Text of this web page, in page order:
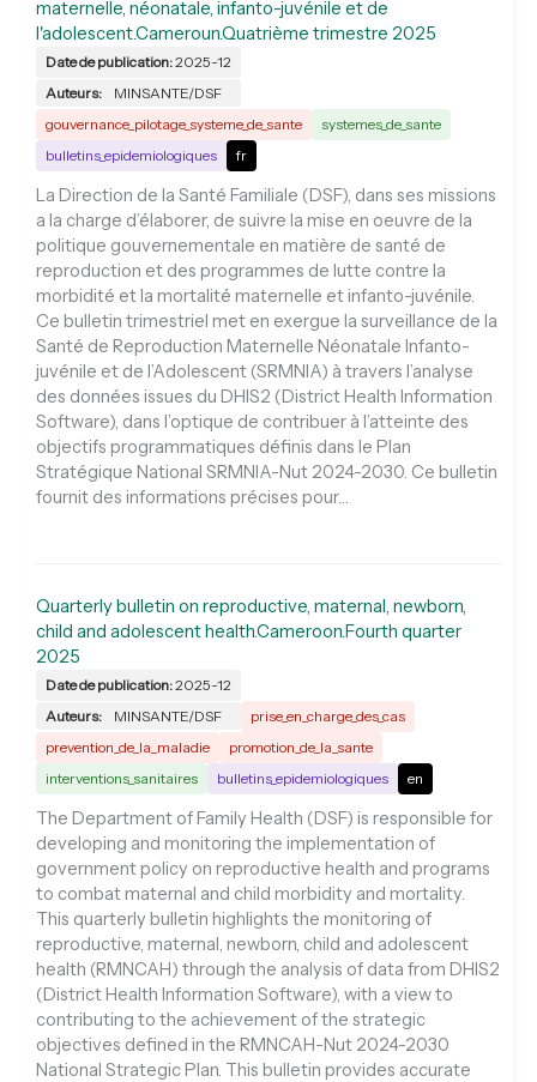
maternelle, néonatale, infanto-juvénile et de
l'adolescent.Cameroun.Quatrième trimestre 2025
Date de publication:2025-12
Auteurs:
MINSANTE/DSF
gouvernance_pilotage_systeme_de_sante
systemes_de_sante
bulletins_epidemiologiques
fr
La Direction de la Santé Familiale (DSF), dans ses missions
a la charge d’élaborer, de suivre la mise en oeuvre de la
politique gouvernementale en matière de santé de
reproduction et des programmes de lutte contre la
morbidité et la mortalité maternelle et infanto-juvénile.
Ce bulletin trimestriel met en exergue la surveillance de la
Santé de Reproduction Maternelle Néonatale Infanto-
juvénile et de l’Adolescent (SRMNIA) à travers l’analyse
des données issues du DHIS2 (District Health Information
Software), dans l’optique de contribuer à l’atteinte des
objectifs programmatiques définis dans le Plan
Stratégique National SRMNIA-Nut 2024-2030. Ce bulletin
fournit des informations précises pour…
Quarterly bulletin on reproductive, maternal, newborn,
child and adolescent health.Cameroon.Fourth quarter
2025
Date de publication:2025-12
Auteurs:
MINSANTE/DSF
prise_en_charge_des_cas
prevention_de_la_maladie
promotion_de_la_sante
interventions_sanitaires
bulletins_epidemiologiques en
The Department of Family Health (DSF) is responsible for
developing and monitoring the implementation of
government policy on reproductive health and programs
to combat maternal and child morbidity and mortality.
This quarterly bulletin highlights the monitoring of
reproductive, maternal, newborn, child and adolescent
health (RMNCAH) through the analysis of data from DHIS2
(District Health Information Software), with a view to
contributing to the achievement of the strategic
objectives defined in the RMNCAH-Nut 2024-2030
National Strategic Plan. This bulletin provides accurate